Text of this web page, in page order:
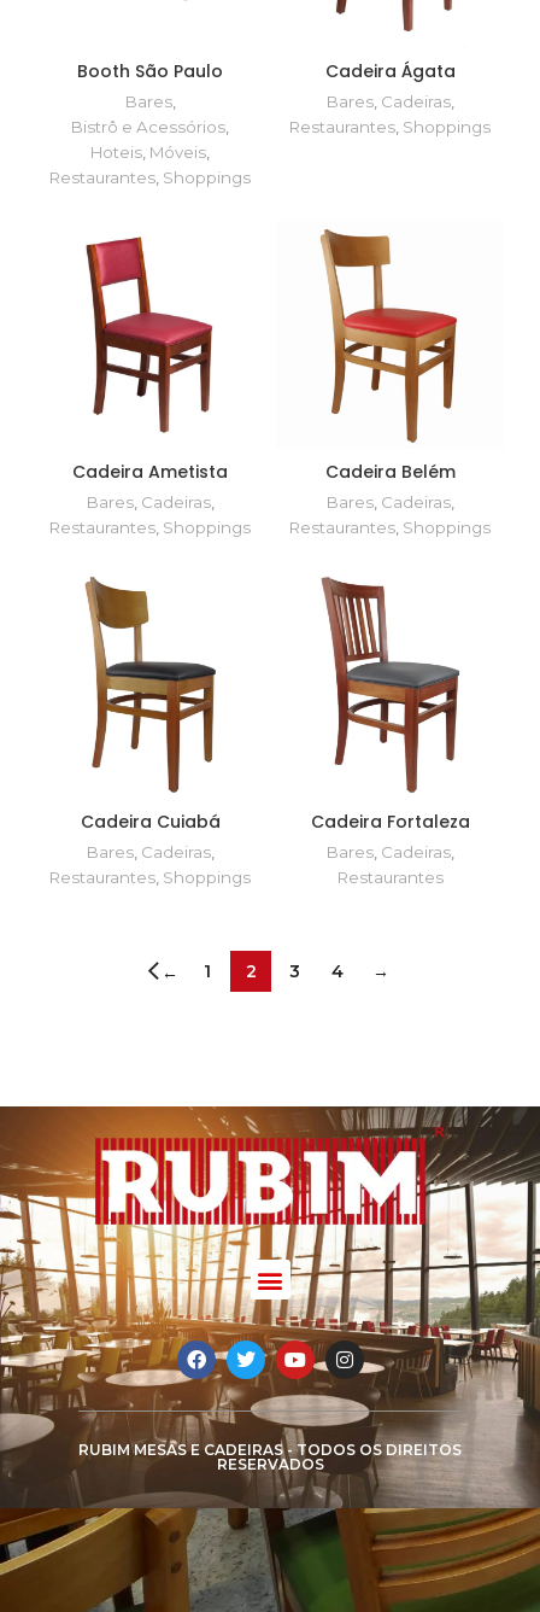
Booth São Paulo
Bares,
Bistrô e Acessórios,
Hoteis, Móveis,
Restaurantes, Shoppings
Cadeira Ágata
Bares, Cadeiras,
Restaurantes, Shoppings
Cadeira Ametista
Bares, Cadeiras,
Restaurantes, Shoppings
Cadeira Belém
Bares, Cadeiras,
Restaurantes, Shoppings
Cadeira Cuiabá
Bares, Cadeiras,
Restaurantes, Shoppings
Cadeira Fortaleza
Bares, Cadeiras,
Restaurantes
← 1 2 3 4 →
RUBIM MESAS E CADEIRAS - TODOS OS DIREITOS
RESERVADOS